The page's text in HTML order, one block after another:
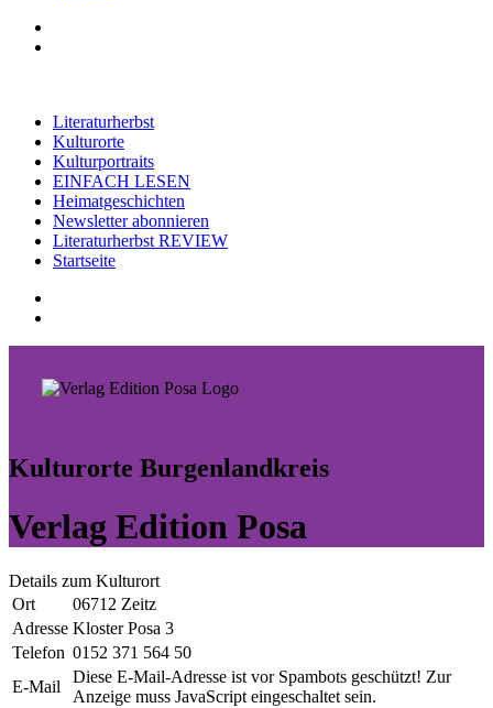
Literaturherbst
Kulturorte
Kulturportraits
EINFACH LESEN
Heimatgeschichten
Newsletter abonnieren
Literaturherbst REVIEW
Startseite
Kulturorte Burgenlandkreis
Verlag Edition Posa
Details zum Kulturort
Ort
06712 Zeitz
Adresse Kloster Posa 3
Telefon 0152 371 564 50
E-Mail
Diese E-Mail-Adresse ist vor Spambots geschützt! Zur
Anzeige muss JavaScript eingeschaltet sein.